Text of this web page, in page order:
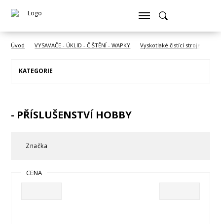
Úvod VYSAVAČE - ÚKLID - ČIŠTĚNÍ - WAPKY Vyskotlaké čistící stroje -
KATEGORIE
- PŘÍSLUŠENSTVÍ HOBBY
Značka
CENA